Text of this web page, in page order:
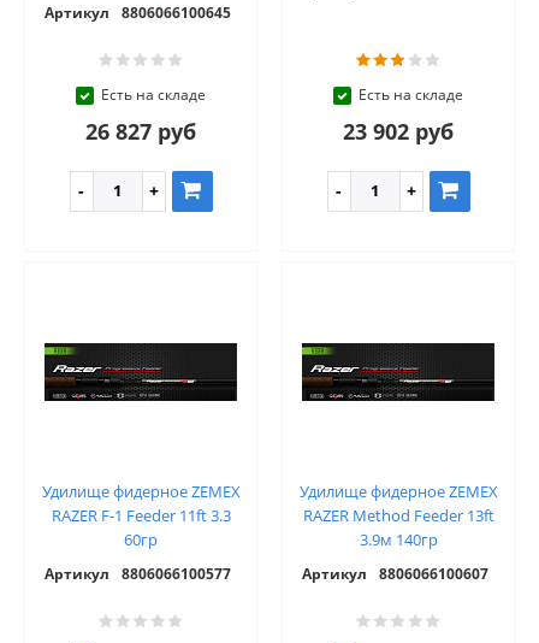
Артикул 8806066100645
Есть на складе
26 827 руб
Есть на складе
23 902 руб
Удилище фидерное ZEMEX
RAZER F-1 Feeder 11ft 3.3
60гр
Артикул 8806066100577
Удилище фидерное ZEMEX
RAZER Method Feeder 13ft
3.9м 140гр
Артикул 8806066100607